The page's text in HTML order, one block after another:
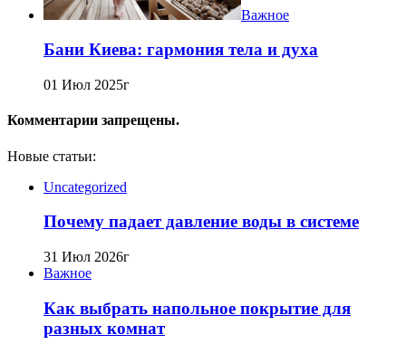
Важное
Бани Киева: гармония тела и духа
01 Июл 2025г
Комментарии запрещены.
Новые статьи:
Uncategorized
Почему падает давление воды в системе
31 Июл 2026г
Важное
Как выбрать напольное покрытие для
разных комнат